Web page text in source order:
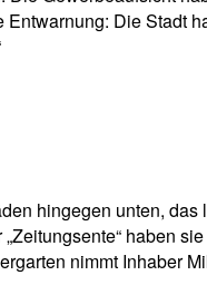
Die
hingegen unten,
haben
nimmt Inhaber